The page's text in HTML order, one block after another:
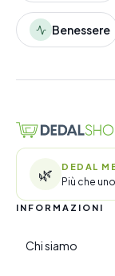
Benessere
🌿 DEDAL
Più che
INFORMAZIONI
Chi siamo